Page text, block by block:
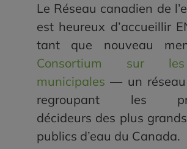
Le Réseau canadien de
est heureux d’accueillir
tant que nouveau
Consortium sur
municipales — un
regroupant les
décideurs des plus
publics d’eau du Canada.